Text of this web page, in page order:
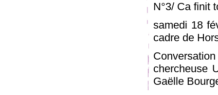
N°3/ Ca finit
samedi 18
cadre de
chercheuse
Gaëlle